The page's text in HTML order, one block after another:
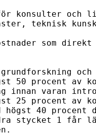
konsulter och
teknisk
som
50 procent av
varan
25 procent av
högst 40
stycket 1 får